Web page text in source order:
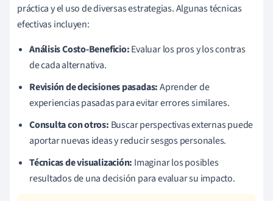
práctica y el uso de diversas estrategias. Algunas técnicas
efectivas incluyen:
Análisis Costo-Beneficio:Evaluar los pros y los contras
de cada alternativa.
Revisión de decisiones pasadas:Aprender de
experiencias pasadas para evitar errores similares.
Consulta con otros: Buscar perspectivas externas puede
aportar nuevas ideas y reducir sesgos personales.
Técnicas de visualización: Imaginar los posibles
resultados de una decisión para evaluar su impacto.